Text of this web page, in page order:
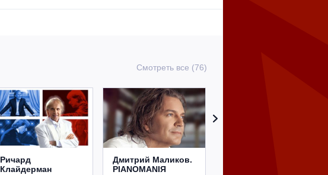
Смотреть все (76)
Ричард
Клайдерман
Дмитрий Маликов.
PIANOMANIЯ